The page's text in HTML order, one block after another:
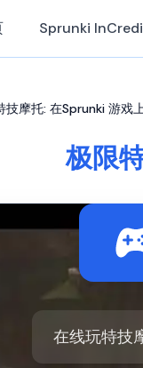
Sprunki
技摩托: 在Sprunki 游戏
极限
在线玩特技